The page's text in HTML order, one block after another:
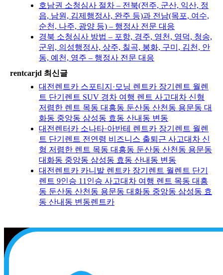
호남권 소청심사 절차 – 전북(전주, 군산, 익산, 정
읍, 남원, 김제행정사, 완주 등)과 전남(목포, 여수,
순천, 나주, 광양 등) – 행정사 전문 대응
경북 소청심사 방법 – 포항, 경주, 영천, 영덕, 청송,
군위, 의성행정사, 상주, 칠곡, 봉화, 구미, 김천, 안
동, 예천, 영주 – 행정사 전문 대응
rentcarjd 최신글
대전렌트카 스포티지·모닝 렌트카 장기렌트 월렌
트 단기렌트 SUV 경차 여행 렌트 사고대차 신형
저렴한 렌트 목동 대흥동 둔산동 산천동 용문동 대
화동 중앙동 삼성동 효동 산내동 변동
대전렌터카 소나타·아반테 렌트카 장기렌트 월렌
트 단기렌트 전연령 비즈니스 출퇴근 사고대차 신
형 저렴한 렌트 목동 대흥동 둔산동 산천동 용문동
대화동 중앙동 삼성동 효동 산내동 변동
대전렌트카 카니발 렌트카 장기렌트 월렌트 단기
렌트 9인승 11인승 사고대차 여행 렌트 목동 대흥
동 둔산동 산천동 용문동 대화동 중앙동 삼성동 효
동 산내동 변동렌트카